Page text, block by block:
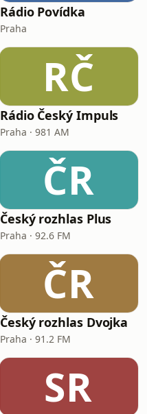
Rádio Povídka
Praha
RČ
Rádio Český Impuls
Praha · 981 AM
ČR
Český rozhlas Plus
Praha · 92.6 FM
ČR
Český rozhlas Dvojka
Praha · 91.2 FM
SR